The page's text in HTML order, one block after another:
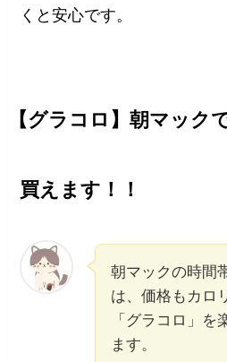
くと安心です。
【グラコロ】朝マック
買えます！！
朝マックの時間
は、価格もカロ
「グラコロ」を
ます。